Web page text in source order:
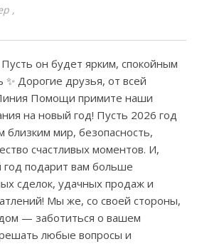
он будет ярким, спокойным
Дорогие друзья, от всей
Помощи примите наши
на новый год! Пусть 2026 год
близким мир, безопасность,
счастливых моментов. И,
год подарит вам больше
сделок, удачных продаж и
Мы же, со своей стороны,
— заботиться о вашем
любые вопросы и